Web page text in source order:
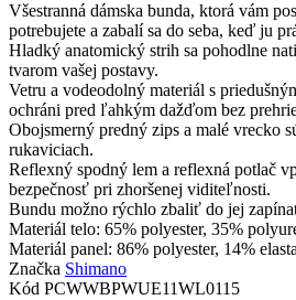
Všestranná dámska bunda, ktorá vám
potrebujete a zabalí sa do seba, keď ju
Hladký anatomický strih sa pohodlne
tvarom vašej postavy.
Vetru a vodeodolný materiál s
ochráni pred ľahkým dažďom bez
Obojsmerný predný zips a malé vrecko
rukaviciach.
Reflexný spodný lem a reflexná potlač
bezpečnosť pri zhoršenej viditeľnosti.
Bundu možno rýchlo zbaliť do jej
Materiál telo: 65% polyester, 35%
Materiál panel: 86% polyester, 14%
Značka Shimano
Kód PCWWBPWUE11WL0115